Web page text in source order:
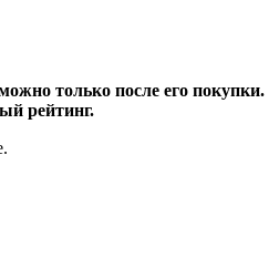
только после его покупки.
рейтинг.